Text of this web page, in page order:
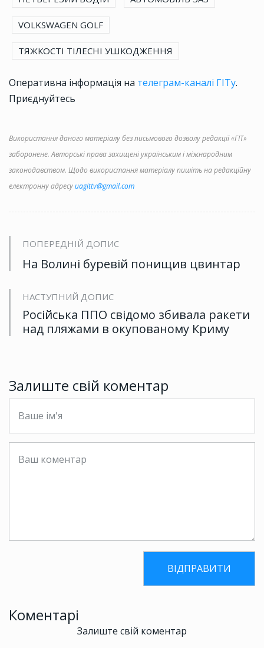
VOLKSWAGEN GOLF
ТЯЖКОСТІ ТІЛЕСНІ УШКОДЖЕННЯ
Оперативна інформація на телеграм-каналі ГІТу.
Приєднуйтесь
Використання даного матеріалу без письмового дозволу редакції «ГІТ»
заборонене. Авторські права захищені українським і міжнародним
законодавством. Щодо використання матеріалу пишіть на редакційну
електронну адресуuagittv@gmail.com
ПОПЕРЕДНІЙ ДОПИС
На Волині буревій понищив цвинтар
НАСТУПНИЙ ДОПИС
Російська ППО свідомо збивала ракети
над пляжами в окупованому Криму
Залиште свій коментар
Коментарі
Залиште свій коментар